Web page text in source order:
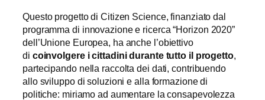
Questo progetto di Citizen Science, finanziato dal
programma di innovazione e ricerca “Horizon 2020”
dell’Unione Europea, ha anche l’obiettivo
di coinvolgere i cittadini durante tutto il progetto,
partecipando nella raccolta dei dati, contribuendo
allo sviluppo di soluzioni e alla formazione di
politiche: miriamo ad aumentare la consapevolezza